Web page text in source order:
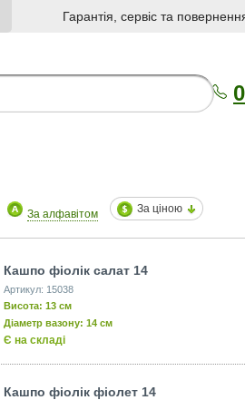
Гарантія, сервіс та
За алфавітом За ціною
Кашпо фіолік салат 14
Артикул: 15038
Висота: 13 см
Діаметр вазону: 14 см
Є на складі
Кашпо фіолік фіолет 14